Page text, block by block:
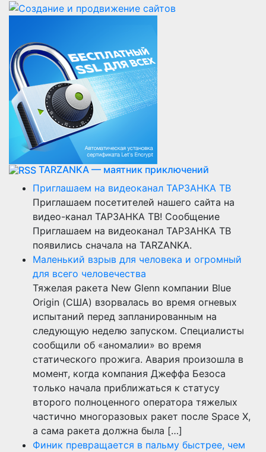
TARZANKA — маятник приключений
Приглашаем на видеоканал ТАРЗАНКА ТВ
Приглашаем посетителей нашего сайта на
видео-канал ТАРЗАНКА ТВ! Сообщение
Приглашаем на видеоканал ТАРЗАНКА ТВ
появились сначала на TARZANKA.
Маленький взрыв для человека и огромный
для всего человечества
Тяжелая ракета New Glenn компании Blue
Origin (США) взорвалась во время огневых
испытаний перед запланированным на
следующую неделю запуском. Специалисты
сообщили об «аномалии» во время
статического прожига. Авария произошла в
момент, когда компания Джеффа Безоса
только начала приближаться к статусу
второго полноценного оператора тяжелых
частично многоразовых ракет после Space X,
а сама ракета должна была […]
Финик превращается в пальму быстрее, чем